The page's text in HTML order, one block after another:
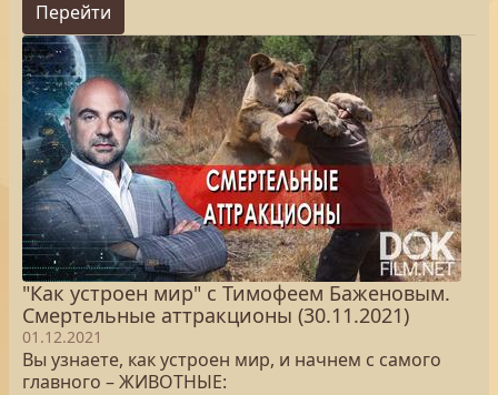
Перейти
"Как устроен мир" с Тимофеем Баженовым.
Смертельные аттракционы (30.11.2021)
01.12.2021
Вы узнаете, как устроен мир, и начнем с самого
главного – ЖИВОТНЫЕ: